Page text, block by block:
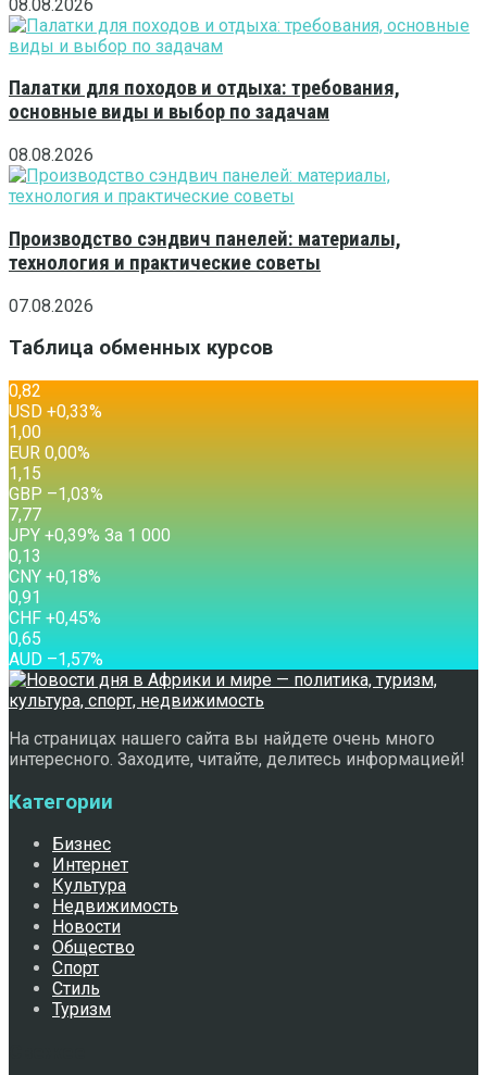
08.08.2026
Палатки для походов и отдыха: требования,
основные виды и выбор по задачам
08.08.2026
Производство сэндвич панелей: материалы,
технология и практические советы
07.08.2026
Таблица обменных курсов
0,82
USD +0,33%
1,00
EUR 0,00%
1,15
GBP –1,03%
7,77
JPY +0,39% За 1 000
0,13
CNY +0,18%
0,91
CHF +0,45%
0,65
AUD –1,57%
На страницах нашего сайта вы найдете очень много
интересного. Заходите, читайте, делитесь информацией!
Категории
Бизнес
Интернет
Культура
Недвижимость
Новости
Общество
Спорт
Стиль
Туризм